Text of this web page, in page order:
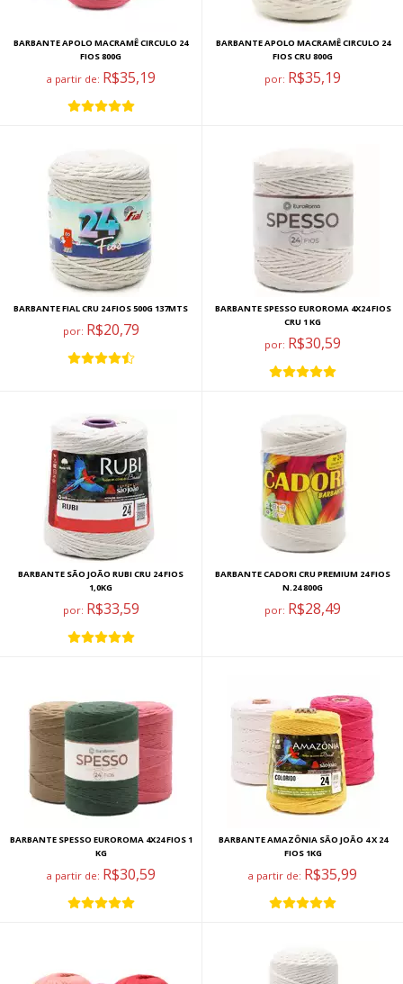
BARBANTE APOLO MACRAMÊ CIRCULO 24
FIOS 800G
a partir de: R$35,19
BARBANTE APOLO MACRAMÊ CIRCULO 24
FIOS CRU 800G
por: R$35,19
BARBANTE FIAL CRU 24 FIOS 500G 137MTS
por: R$20,79
BARBANTE SPESSO EUROROMA 4X24 FIOS
CRU 1 KG
por: R$30,59
BARBANTE SÃO JOÃO RUBI CRU 24 FIOS
1,0KG
por: R$33,59
BARBANTE CADORI CRU PREMIUM 24 FIOS
N.24 800G
por: R$28,49
BARBANTE SPESSO EUROROMA 4X24 FIOS 1
KG
a partir de: R$30,59
BARBANTE AMAZÔNIA SÃO JOÃO 4 X 24
FIOS 1KG
a partir de: R$35,99